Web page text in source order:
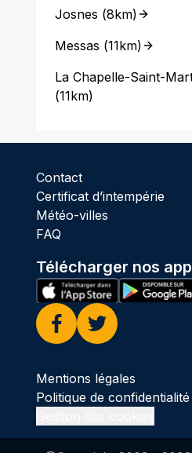
Josnes (8km)
Messas (11km)
La Chapelle-Saint-
(11km)
Contact
Certificat d’intempérie
Météo-villes
FAQ
Télécharger nos
Facebook
Twitter
Mentions légales
Politique de confidentialité